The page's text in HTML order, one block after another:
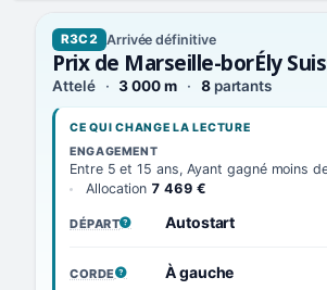
R3C2 Arrivée définitive
Prix de Marseille-borÉly
Attelé 3 000 m 8partants
CE QUI CHANGE LA LECTURE
ENGAGEMENT
Entre 5 et 15 ans, Ayant gagné moins
Allocation 7 469 €
DÉPART
, VOIR LA DÉFINITIONAutostart
CORDE
, VOIR LA DÉFINITION
À gauche